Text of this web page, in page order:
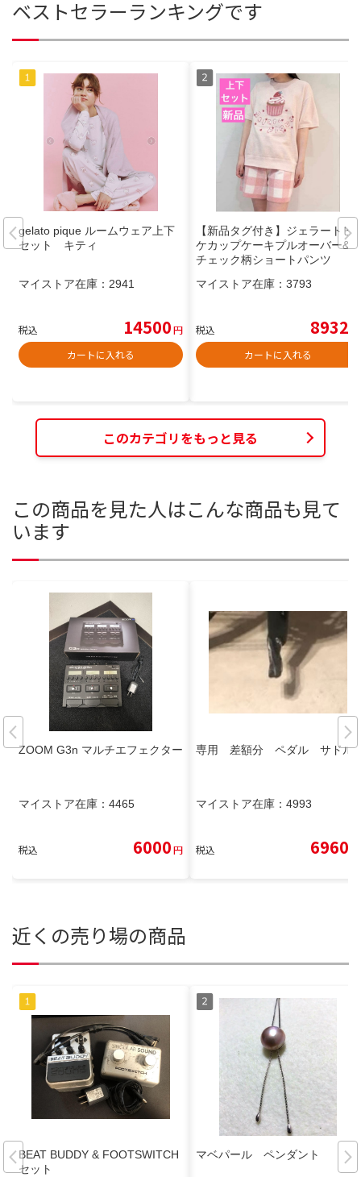
ベストセラーランキングです
gelato pique ルームウェア上下
セット キティ
マイストア在庫： 2941
税込 14500円
カートに入れる
【新品タグ付き】ジェラートピ
ケカップケーキプルオーバー&
チェック柄ショートパンツ
マイストア在庫： 3793
税込 8932
カートに入れる
このカテゴリをもっと見る
この商品を見た人はこんな商品も見て
います
ZOOM G3n マルチエフェクター
マイストア在庫： 4465
税込 6000円
専用 差額分 ペダル サドル
マイストア在庫： 4993
税込 6960
近くの売り場の商品
BEAT BUDDY & FOOTSWITCH
セット
マベパール ペンダント